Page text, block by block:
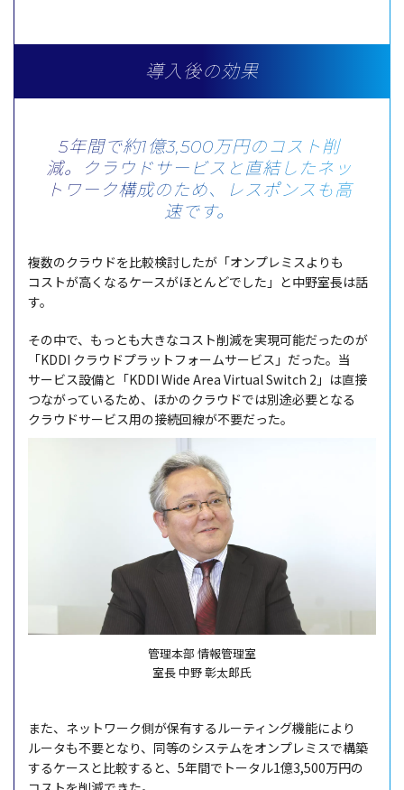
導入後の効果
5年間で約1億3,500万円のコスト削
減。
クラウドサービスと直結したネッ
トワーク構成のため、
レスポンスも高
速です。
複数のクラウドを比較検討したが「オンプレミスよりも
コストが高くなるケースがほとんどでした」と中野室長は話
す。
その中で、もっとも大きなコスト削減を実現可能だったのが
「KDDI クラウドプラットフォームサービス 」だった。当
サービス設備と「KDDI Wide Area Virtual Switch 2」は直接
つながっているため、ほかのクラウドでは別途必要となる
クラウドサービス用の接続回線が不要だった。
管理本部 情報管理室
室長 中野 彰太郎氏
また、 ネットワーク側が保有する ルーティング機能により
ルータも不要となり、 同等のシステムをオンプレミスで構築
するケース と 比較すると、5年間で トータル1億3,500万円の